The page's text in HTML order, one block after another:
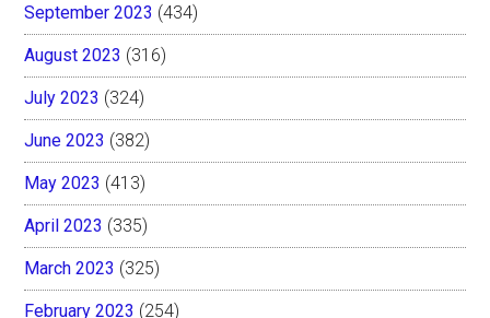
September 2023 (434)
August 2023 (316)
July 2023 (324)
June 2023 (382)
May 2023 (413)
April 2023 (335)
March 2023 (325)
February 2023 (254)